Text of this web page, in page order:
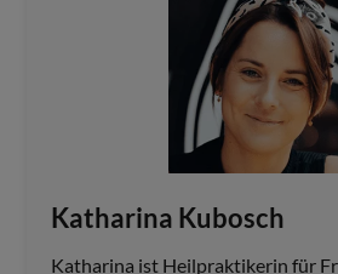
Katharina Kubosch
Katharina ist Heilpraktikerin für